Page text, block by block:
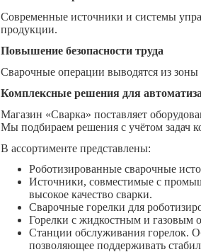
Современные источники и системы
продукции.
Повышение безопасности труда
Сварочные операции выводятся из
Комплексные решения для
Магазин «Сварка» поставляет
Мы подбираем решения с учётом задач
В ассортименте представлены:
Роботизированные сварочные
Источники, совместимые с
высокое качество сварки.
Сварочные горелки для
Горелки с жидкостным и газовым
Станции обслуживания горелок.
позволяющее поддерживать